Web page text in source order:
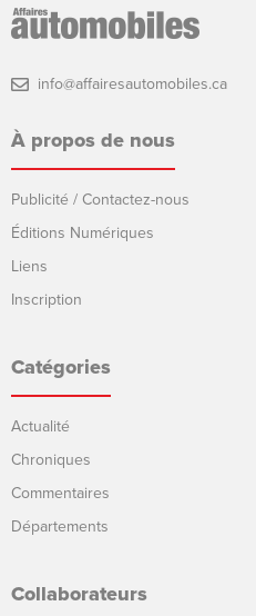
info@affairesautomobiles.ca
À propos de nous
Publicité / Contactez-nous
Éditions Numériques
Liens
Inscription
Catégories
Actualité
Chroniques
Commentaires
Départements
Collaborateurs